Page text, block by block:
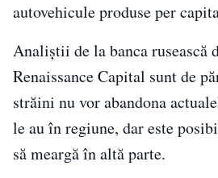
autovehicule produse per
Analiştii de la banca rusească
Renaissance Capital sunt de
străini nu vor abandona
le au în regiune, dar este
să meargă în altă parte.